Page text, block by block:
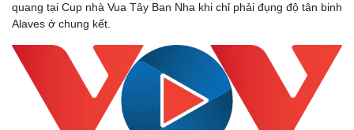
Doanh nghiệp
Doanh nghiệp 24h
Doanh nhân
Vì cộng đồng
Tin Công nghệ
Trải nghiệm
Chuyển đổi số
quang tại Cup nhà Vua Tây Ban Nha khi chỉ phải đụng độ tân binh
Alaves ở chung kết.